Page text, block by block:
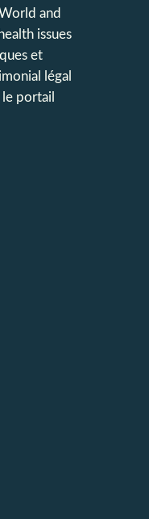
and
issues
et
légal
portail